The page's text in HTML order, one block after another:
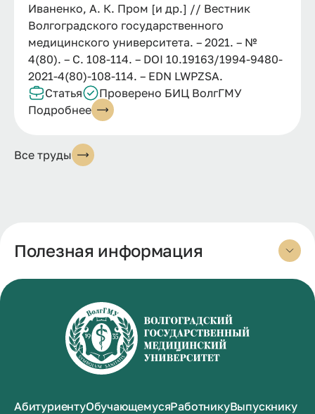
Иваненко, А. К. Пром [и др.] // Вестник
Волгоградского государственного
медицинского университета. – 2021. – №
4(80). – С. 108-114. – DOI 10.19163/1994-9480-
2021-4(80)-108-114. – EDN LWPZSA.
Статья
Проверено БИЦ ВолгГМУ
Подробнее
Все труды
Полезная информация
АбитуриентуОбучающемусяРаботникуВыпускнику